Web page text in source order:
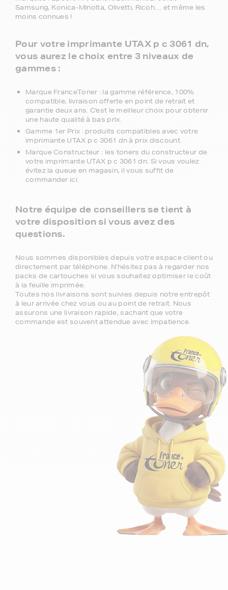
Samsung, Konica-MInolta, Olivetti, Ricoh.... et même les
moins connues !
Pour votre imprimante UTAX p c 3061 dn,
vous aurez le choix entre 3 niveaux de
gammes :
Marque FranceToner : la gamme référence, 100%
compatible, livraison offerte en point de retrait et
garantie deux ans. C'est le meilleur choix pour obtenir
une haute qualité à bas prix.
Gamme 1er Prix : produits compatibles avec votre
imprimante UTAX p c 3061 dn à prix discount.
Marque Constructeur : les toners du constructeur de
votre imprimante UTAX p c 3061 dn. Si vous voulez
évitez la queue en magasin, il vous suffit de
commander ici.
Notre équipe de conseillers se tient à
votre disposition si vous avez des
questions.
Nous sommes disponibles depuis votre espace client ou
directement par téléphone. N'hésitez pas à regarder nos
packs de cartouches si vous souhaitez optimiser le coût
à la feuille imprimée.
Toutes nos livraisons sont suivies depuis notre entrepôt
à leur arrivée chez vous ou au point de retrait. Nous
assurons une livraison rapide, sachant que votre
commande est souvent attendue avec impatience.